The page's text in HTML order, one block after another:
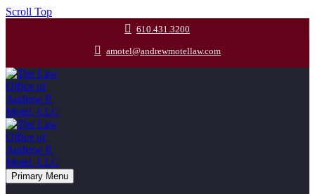
Scroll Top
610.431.3200
amotel@andrewmotellaw.com
Primary Menu